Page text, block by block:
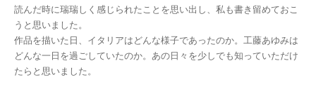
読んだ時に瑞瑞しく感じられたことを思い出し、私も書き留めておこ
うと思いました。
作品を描いた日、イタリアはどんな様子であったのか。工藤あゆみは
どんな一日を過ごしていたのか。あの日々を少しでも知っていただけ
たらと思いました。